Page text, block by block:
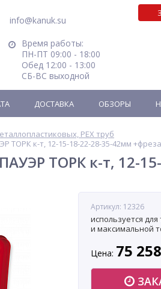
info@kanuk.su
Время работы:
ПН-ПТ 09:00 - 18:00
Обед 12:00 - 13:00
СБ-ВС выходной
ДОСТАВКА ОБЗОРЫ
PEX труб
к-т, 12-15-18-22-28-35-42мм +фреза
ТОРК к-т, 12-
Артикул: 12326
используется для
и максимальной
Цена: 75 258